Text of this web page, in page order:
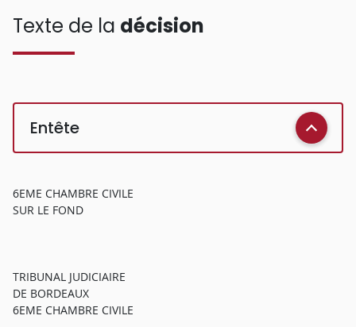
Texte de la décision
Entête
6EME CHAMBRE CIVILE
SUR LE FOND
TRIBUNAL JUDICIAIRE
DE BORDEAUX
6EME CHAMBRE CIVILE